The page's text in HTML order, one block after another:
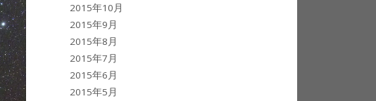
2015年10月
2015年9月
2015年8月
2015年7月
2015年6月
2015年5月